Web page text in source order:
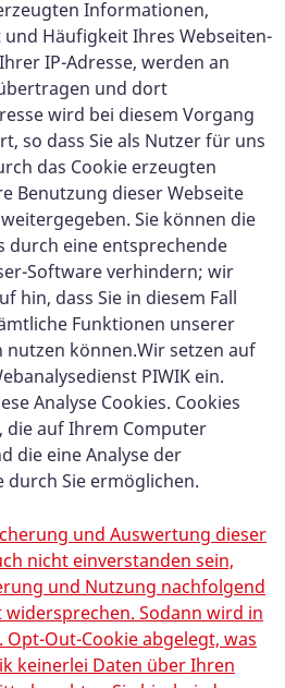
Informationen,
Häufigkeit Ihres Webseiten-
IP-Adresse, werden an
und dort
wird bei diesem Vorgang
so dass Sie als Nutzer für uns
das Cookie erzeugten
Benutzung dieser Webseite
Sie können die
durch eine entsprechende
Software verhindern; wir
hin, dass Sie in diesem Fall
Funktionen unserer
nutzen können.Wir setzen auf
PIWIK ein.
Analyse Cookies. Cookies
die auf Ihrem Computer
die eine Analyse der
durch Sie ermöglichen.
und Auswertung dieser
nicht einverstanden sein,
und Nutzung nachfolgend
Sodann wird in
Out-Cookie abgelegt, was
keinerlei Daten über Ihren